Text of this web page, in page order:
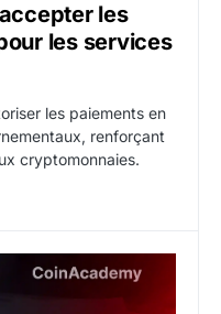
les
les services
les paiements en
renforçant
cryptomonnaies.
– 2026 : Démystifier